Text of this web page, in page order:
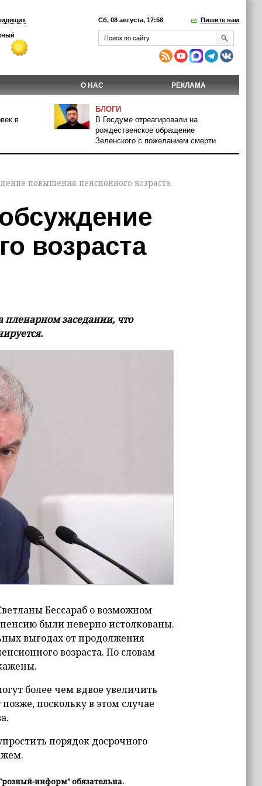
Сб, 08 августа, 17:58 Пишите нам
О НАС РЕКЛАМА
в
БЛОГИ
В Госдуме отреагировали на
рождественское обращение
Зеленского с пожеланием смерти
повышения пенсионного возраста
возраста
пленарном заседании, что
Бессараб о возможном
были неверно истолкованы.
выгодах от продолжения
возраста. По словам
более чем вдвое увеличить
поскольку в этом случае
порядок досрочного
информ" обязательна.